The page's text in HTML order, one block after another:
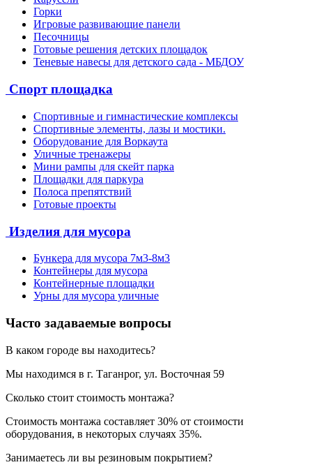
Горки
Игровые развивающие панели
Песочницы
Готовые решения детских площадок
Теневые навесы для детского сада - МБДОУ
Спорт площадка
Спортивные и гимнастические комплексы
Спортивные элементы, лазы и мостики.
Оборудование для Воркаута
Уличные тренажеры
Мини рампы для скейт парка
Площадки для паркура
Полоса препятствий
Готовые проекты
Изделия для мусора
Бункера для мусора 7м3-8м3
Контейнеры для мусора
Контейнерные площадки
Урны для мусора уличные
Часто задаваемые вопросы
В каком городе вы находитесь?
Мы находимся в г. Таганрог, ул. Восточная 59
Сколько стоит стоимость монтажа?
Стоимость монтажа составляет 30% от стоимости
оборудования, в некоторых случаях 35%.
Занимаетесь ли вы резиновым покрытием?